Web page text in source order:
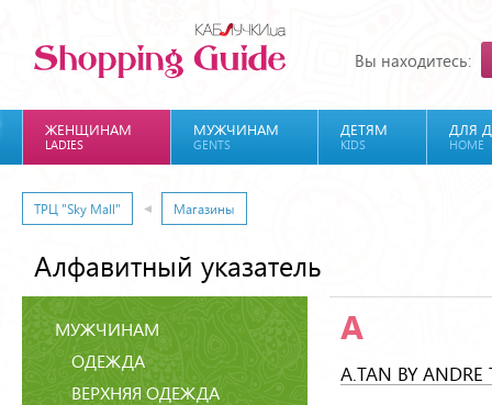
Вы находитесь:
ЖЕНЩИНАМ
LADIES
МУЖЧИНАМ
GENTS
ДЕТЯМ
KIDS
ДЛЯ
HOME
ТРЦ "Sky Mall" Магазины
Алфавитный указатель
МУЖЧИНАМ
ОДЕЖДА
ВЕРХНЯЯ ОДЕЖДА
A
A.TAN BY ANDRE